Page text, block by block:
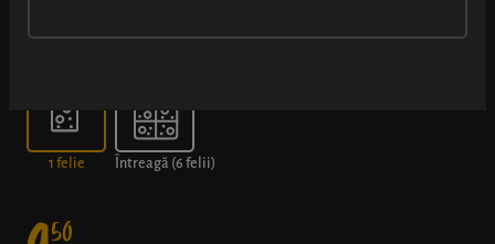
1 felie Întreagă (6 felii)
50